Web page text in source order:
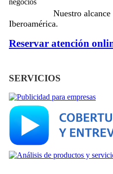
Nuestro
Iberoamérica.
Reservar atención
SERVICIOS